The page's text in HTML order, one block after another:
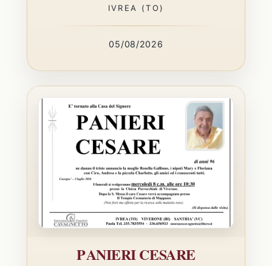
IVREA (TO)
05/08/2026
PANIERI CESARE